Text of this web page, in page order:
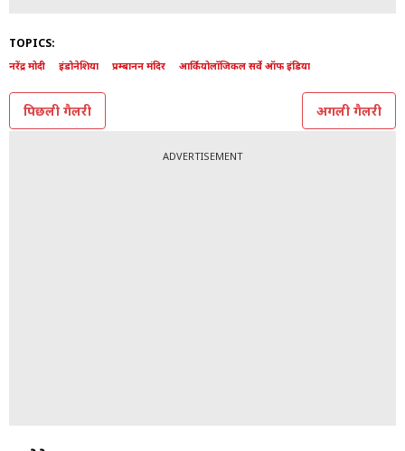
TOPICS:
नरेंद्र मोदी इंडोनेशिया प्रम्बानन मंदिर आर्कियोलॉजिकल सर्वे ऑफ इंडिया
पिछली गैलरी अगली गैलरी
ADVERTISEMENT